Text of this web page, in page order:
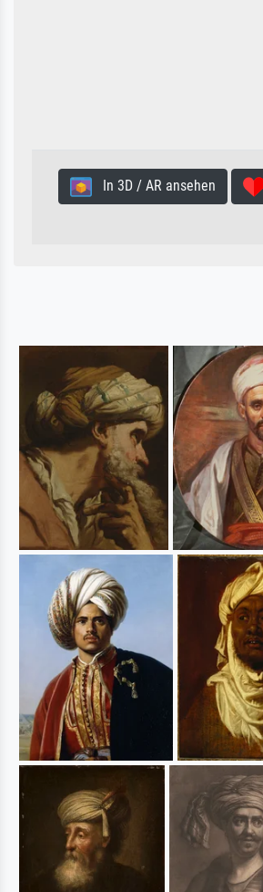
In 3D / AR ansehen